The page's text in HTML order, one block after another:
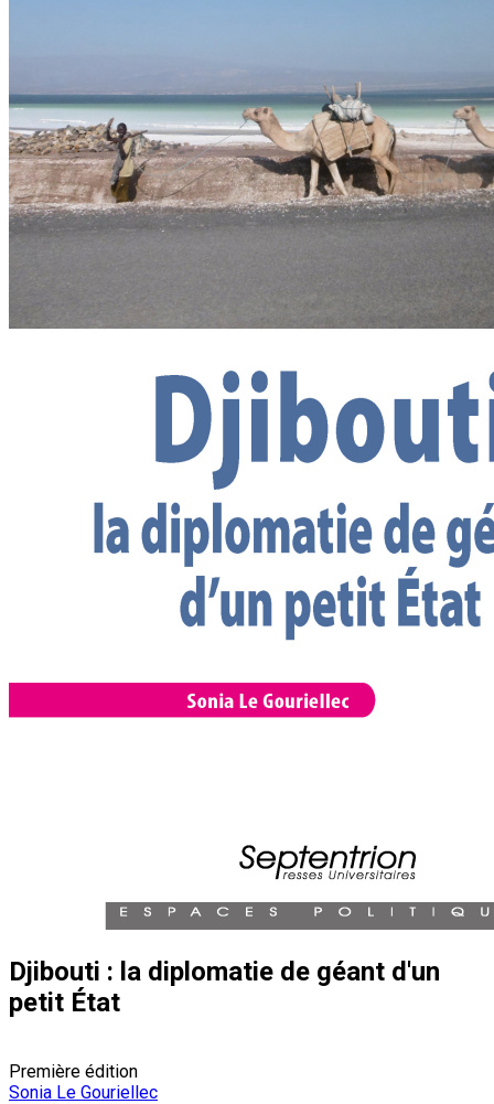
Djibouti : la diplomatie de géant d'un
petit État
Première édition
Sonia Le Gouriellec